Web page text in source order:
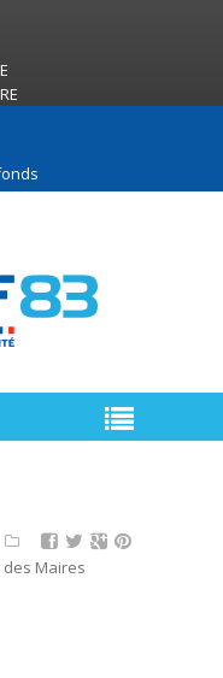
incendies de forêt
Maires